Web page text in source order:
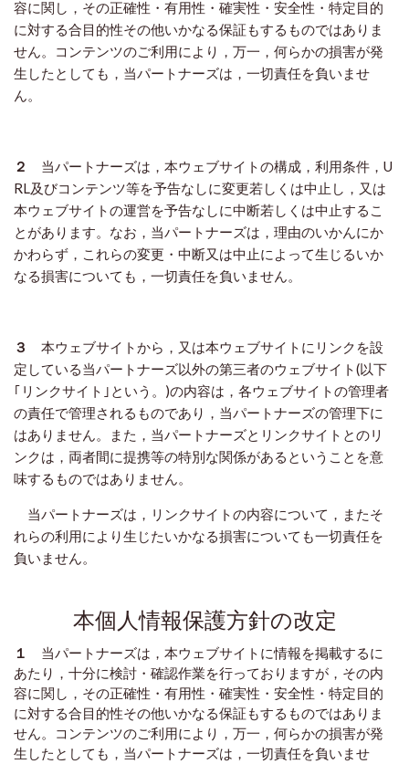
容に関し，その正確性・有用性・確実性・安全性・特定目的
に対する合目的性その他いかなる保証もするものではありま
せん。コンテンツのご利用により，万一，何らかの損害が発
生したとしても，当パートナーズは，一切責任を負いませ
ん。
２
当パートナーズは，本ウェブサイトの構成，利用条件，U
RL及びコンテンツ等を予告なしに変更若しくは中止し，又は
本ウェブサイトの運営を予告なしに中断若しくは中止するこ
とがあります。なお，当パートナーズは，理由のいかんにか
かわらず，これらの変更・中断又は中止によって生じるいか
なる損害についても，一切責任を負いません。
３
本ウェブサイトから，又は本ウェブサイトにリンクを設
定している当パートナーズ以外の第三者のウェブサイト(以下
｢リンクサイト｣という。)の内容は，各ウェブサイトの管理者
の責任で管理されるものであり，当パートナーズの管理下に
はありません。また，当パートナーズとリンクサイトとのリ
ンクは，両者間に提携等の特別な関係があるということを意
味するものではありません。
当パートナーズは，リンクサイトの内容について，またそ
れらの利用により生じたいかなる損害についても一切責任を
負いません。
本個人情報保護方針の改定
１
当パートナーズは，本ウェブサイトに情報を掲載するに
あたり，十分に検討・確認作業を行っておりますが，その内
容に関し，その正確性・有用性・確実性・安全性・特定目的
に対する合目的性その他いかなる保証もするものではありま
せん。コンテンツのご利用により，万一，何らかの損害が発
生したとしても，当パートナーズは，一切責任を負いませ